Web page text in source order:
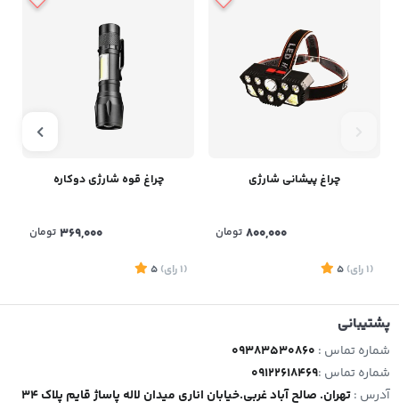
چراغ پیشانی شارژی
800,000 تومان
(1 رای)
5
چراغ قوه شارژی دوکاره
369,000 تومان
(1 رای)
5
پشتیبانی
شماره تماس : 09383530860
شماره تماس :09122618469
آدرس :تهران. صالح آباد غربی.خیابان اناری میدان لاله پاساژ قایم پلاک 34